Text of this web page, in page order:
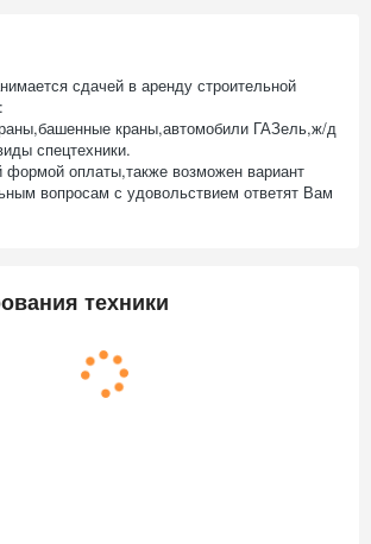
сдачей в аренду строительной
краны,автомобили ГАЗель,ж/д
спецтехники.
оплаты,также возможен вариант
вопросам с удовольствием ответят Вам
техники